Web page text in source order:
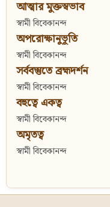
আত্মার মুক্তস্বভাব
স্বামী বিবেকানন্দ
অপরোক্ষানুভূতি
স্বামী বিবেকানন্দ
সর্ববস্তুতে ব্রহ্মদর্শন
স্বামী বিবেকানন্দ
বহুত্বে একত্ব
স্বামী বিবেকানন্দ
অমৃতত্ব
স্বামী বিবেকানন্দ